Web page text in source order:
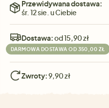
Przewidywana dostawa:
śr. 12 sie. u Ciebie
Dostawa:od 15,90 zł
DARMOWA DOSTAWA OD 350,00 ZŁ
Zwroty:9,90 zł